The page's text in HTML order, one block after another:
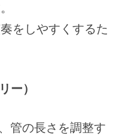
をしやすくするた
ー）
管の長さを調整す